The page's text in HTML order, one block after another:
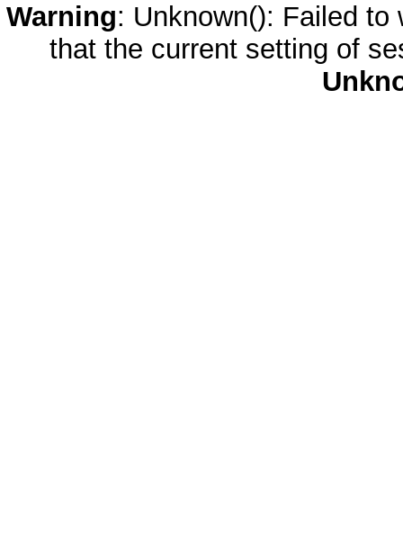
Warning: Unknown(): Failed
that the current setting of